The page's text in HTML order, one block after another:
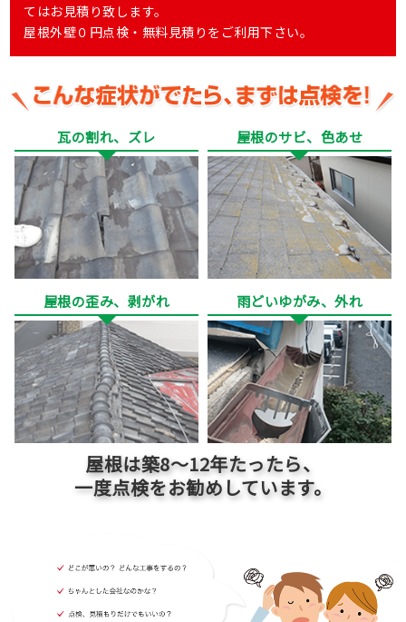
てはお見積り致します。
屋根外壁０円点検・無料見積りをご利用下さい。
瓦の割れ、ズレ 屋根のサビ、色あせ
屋根の歪み、剥がれ 雨どいゆがみ、外れ
屋根は築8～12年たったら、
一度点検をお勧めしています。